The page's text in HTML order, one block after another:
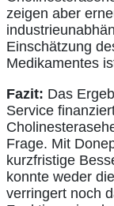
zeigen aber
Einschätzung
Medikamentes
Fazit: Das
Service
Frage. Mit
kurzfristige
konnte weder
verringert noch